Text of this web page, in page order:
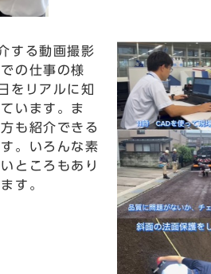
する動画撮影
の仕事の様
をリアルに知
います。ま
も紹介できる
。いろんな素
ところもあり
す。